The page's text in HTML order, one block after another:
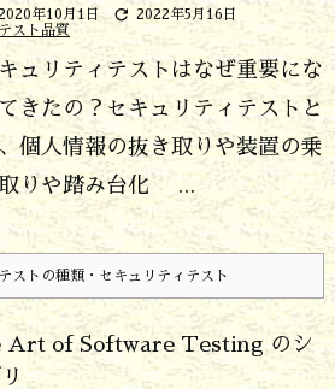
年10月1日  2022年5月16日
テスト品質
ュリティテストはなぜ重要にな
きたの？セキュリティテストと
個人情報の抜き取りや装置の乗
りや踏み台化 ...
ストの種類・セキュリティテスト
Art of Software Testing のシ